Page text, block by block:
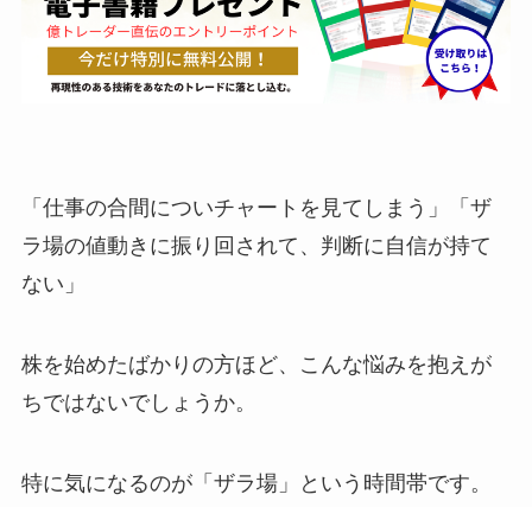
「仕事の合間についチャートを見てしまう」「ザ
ラ場の値動きに振り回されて、判断に自信が持て
ない」
株を始めたばかりの方ほど、こんな悩みを抱えが
ちではないでしょうか。
特に気になるのが「ザラ場」という時間帯です。